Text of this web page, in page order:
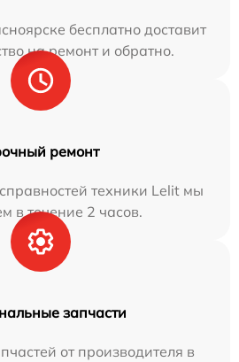
бесплатно доставит
на ремонт и обратно.
ремонт
техники Lelit мы
в течение 2 часов.
запчасти
от производителя в